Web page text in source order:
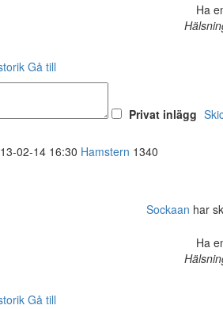
Ha
Gå till
Privat inlägg
02-14 16:30 Hamstern 1340
Sockaan har
Ha
Gå till